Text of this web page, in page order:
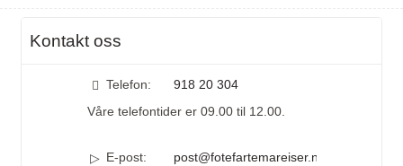
Kontakt oss
Telefon:
918 20 304
Våre telefontider er 09.00 til 12.00.
E-post: post@fotefartemareiser.no